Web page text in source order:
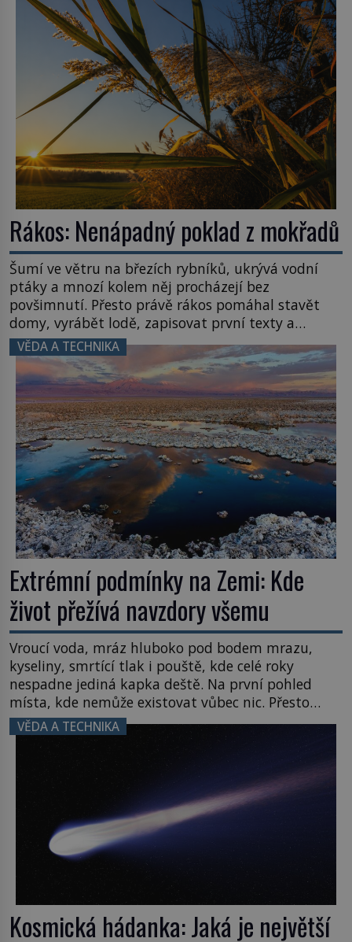
Rákos: Nenápadný poklad z mokřadů
Šumí ve větru na březích rybníků, ukrývá vodní
ptáky a mnozí kolem něj procházejí bez
povšimnutí. Přesto právě rákos pomáhal stavět
domy, vyrábět lodě, zapisovat první texty a
inspiroval řadu pověstí. Tato skromná, ale
užitečná rostlina provází člověka už tisíce let.
Většina lidí vnímá rákos jen jako obyčejnou kulisu
letního koupání. Stačí se však podívat […]
VĚDA A TECHNIKA
Extrémní podmínky na Zemi: Kde
život přežívá navzdory všemu
Vroucí voda, mráz hluboko pod bodem mrazu,
kyseliny, smrtící tlak i pouště, kde celé roky
nespadne jediná kapka deště. Na první pohled
místa, kde nemůže existovat vůbec nic. Přesto
právě tady vědci objevují organismy, které
posouvají hranice života. Každý nový nález mění
napovídá, kde bychom jednou […]
VĚDA A TECHNIKA
Kosmická hádanka: Jaká je největší